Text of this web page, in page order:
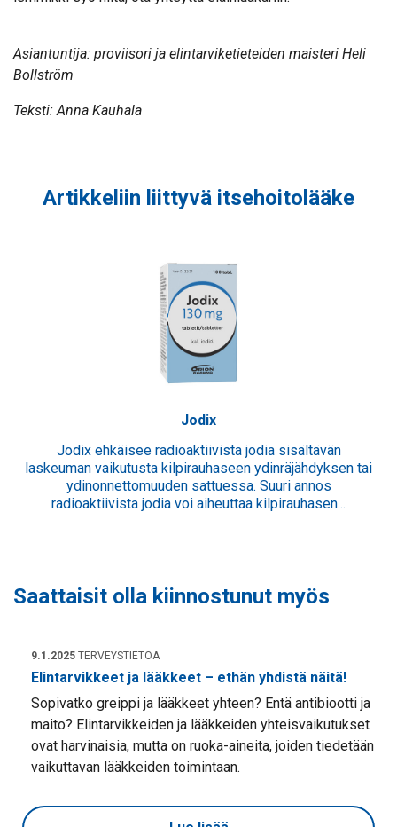
Asiantuntija: proviisori ja elintarviketieteiden maisteri Heli
Bollström
Teksti: Anna Kauhala
Artikkeliin liittyvä itsehoitolääke
Jodix
Jodix ehkäisee radioaktiivista jodia sisältävän
laskeuman vaikutusta kilpirauhaseen ydinräjähdyksen tai
ydinonnettomuuden sattuessa. Suuri annos
radioaktiivista jodia voi aiheuttaa kilpirauhasen...
Saattaisit olla kiinnostunut myös
9.1.2025 TERVEYSTIETOA
Elintarvikkeet ja lääkkeet – ethän yhdistä näitä!
Sopivatko greippi ja lääkkeet yhteen? Entä antibiootti ja
maito? Elintarvikkeiden ja lääkkeiden yhteisvaikutukset
ovat harvinaisia, mutta on ruoka-aineita, joiden tiedetään
vaikuttavan lääkkeiden toimintaan.